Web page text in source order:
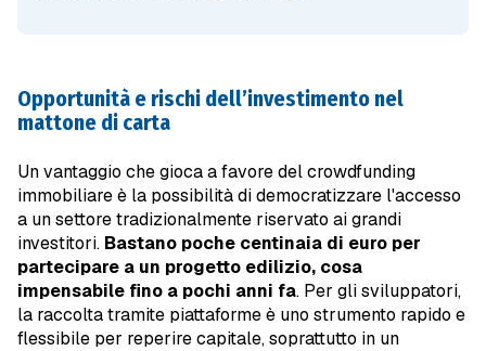
Opportunità e rischi dell’investimento nel
mattone di carta
Un vantaggio che gioca a favore del crowdfunding
immobiliare è la possibilità di democratizzare l'accesso
a un settore tradizionalmente riservato ai grandi
investitori. Bastano poche centinaia di euro per
partecipare a un progetto edilizio, cosa
impensabile fino a pochi anni fa. Per gli sviluppatori,
la raccolta tramite piattaforme è uno strumento rapido e
flessibile per reperire capitale, soprattutto in un